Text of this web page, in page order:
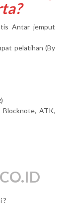
Antar jemput
pelatihan (By
ATK,
?